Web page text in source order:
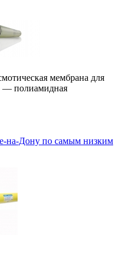
мембрана для
— полиамидная